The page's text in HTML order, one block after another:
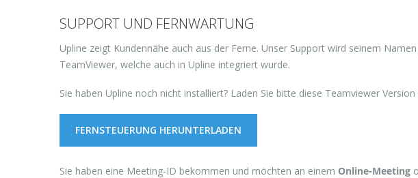
SUPPORT UND FERNWARTUNG
Upline zeigt Kundennähe auch aus der Ferne. Unser Support wird seinem
TeamViewer, welche auch in Upline integriert wurde.
Sie haben Upline noch nicht installiert? Laden Sie bitte diese Teamviewer
FERNSTEUERUNG HERUNTERLADEN
Sie haben eine Meeting-ID bekommen und möchten an einem Online-Meeting